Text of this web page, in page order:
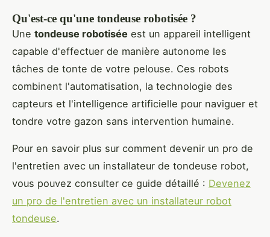
Qu'est-ce qu'une tondeuse robotisée ?
Une tondeuse robotisée est un appareil intelligent
capable d'effectuer de manière autonome les
tâches de tonte de votre pelouse. Ces robots
combinent l'automatisation, la technologie des
capteurs et l'intelligence artificielle pour naviguer et
tondre votre gazon sans intervention humaine.
Pour en savoir plus sur comment devenir un pro de
l'entretien avec un installateur de tondeuse robot,
vous pouvez consulter ce guide détaillé : Devenez
un pro de l'entretien avec un installateur robot
tondeuse.